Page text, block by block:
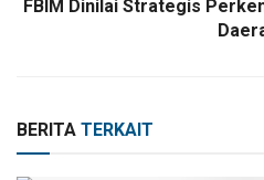
FBIM Dinilai Strategis
BERITA TERKAIT